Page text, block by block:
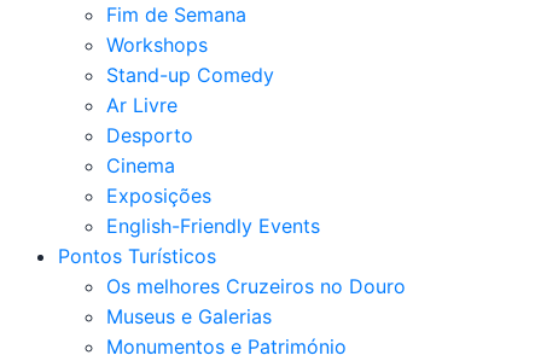
Fim de Semana
Workshops
Stand-up Comedy
Ar Livre
Desporto
Cinema
Exposições
English-Friendly Events
Pontos Turísticos
Os melhores Cruzeiros no Douro​
Museus e Galerias
Monumentos e Património